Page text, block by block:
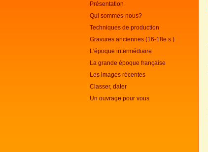
Présentation
Qui sommes-nous?
Techniques de production
Gravures anciennes (16-18e s.)
L'époque intermédiaire
La grande époque française
Les images récentes
Classer, dater
Un ouvrage pour vous